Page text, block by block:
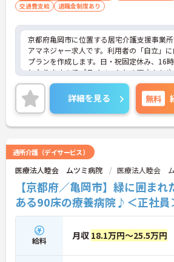
交通費支給
退職金制度あり
京都府亀岡市に位置する居宅介護支援事業
アマネジャー求人です。利用者の「自立」
プランを作成します。日・祝固定休み、16
となりますのでプライベートとの両立もし
境です。ご興味のある方には、面接対策ポ
ど、さらに詳細をお話しいたしますのでお気
相談ください！
詳細を見る 無料
通所介護（デイサービス）
医療法人睦会 ムツミ病院 医療法人睦会
【京都府／亀岡市】緑に囲ま
ある90床の療養病院♪＜正社員
給料 月収 18.1万円～25.5万円